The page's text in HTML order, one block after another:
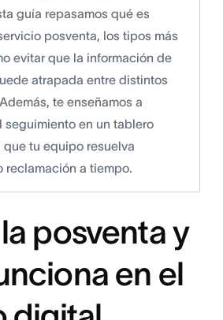
guía repasamos qué es
posventa, los tipos más
evitar que la información de
atrapada entre distintos
te enseñamos a
seguimiento en un tablero
tu equipo resuelva
reclamación a tiempo.
posventa y
en el